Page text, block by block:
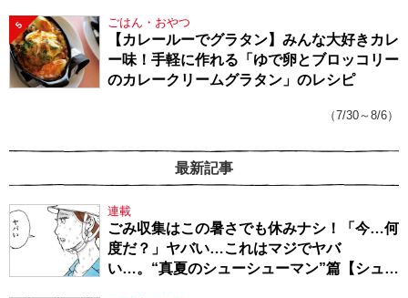
5 ごはん・おやつ
【カレールーでグラタン】みんな大好きカレ
ー味！手軽に作れる「ゆで卵とブロッコリー
のカレークリームグラタン」のレシピ
（7/30～8/6）
最新記事
連載
ごみ収集はこの暑さでも休みナシ！「今…何
度だ？」ヤバい…これはマジでヤバ
い…。“真夏のシューシューマン”篇【シュー